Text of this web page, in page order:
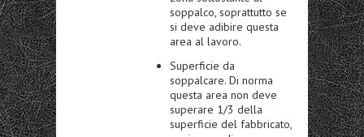
soppalco, soprattutto se
si deve adibire questa
area al lavoro.
Superficie da
soppalcare. Di norma
questa area non deve
superare 1/3 della
superficie del fabbricato,